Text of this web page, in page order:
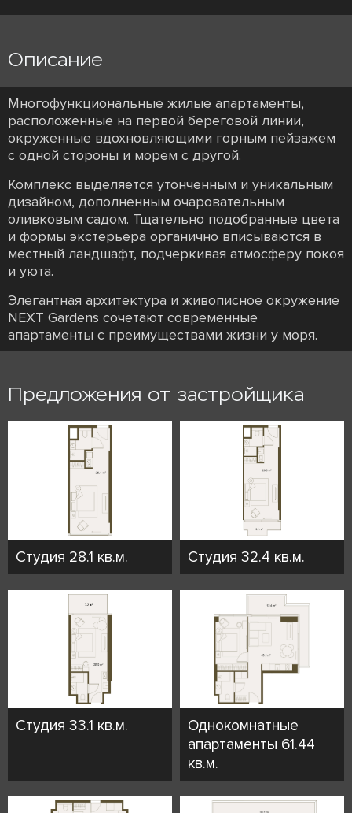
Описание
Многофункциональные жилые апартаменты,
расположенные на первой береговой линии,
окруженные вдохновляющими горным пейзажем
с одной стороны и морем с другой.
Комплекс выделяется утонченным и уникальным
дизайном, дополненным очаровательным
оливковым садом. Тщательно подобранные цвета
и формы экстерьера органично вписываются в
местный ландшафт, подчеркивая атмосферу покоя
и уюта.
Элегантная архитектура и живописное окружение
NEXT Gardens сочетают современные
апартаменты с преимуществами жизни у моря.
Предложения от застройщика
Студия 28.1 кв.м. Студия 32.4 кв.м.
Студия 33.1 кв.м.
Однокомнатные
апартаменты 61.44
кв.м.